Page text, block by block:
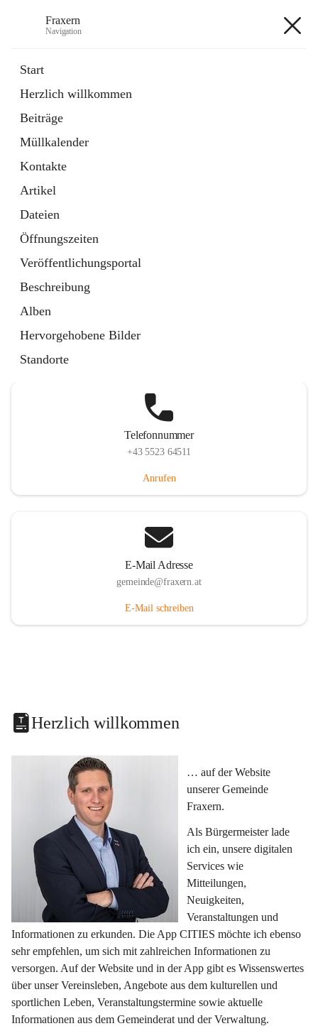
Fraxern
Navigation
Start
Herzlich willkommen
Beiträge
Müllkalender
Kontakte
Artikel
Dateien
Öffnungszeiten
Veröffentlichungsportal
Beschreibung
Alben
Hervorgehobene Bilder
Standorte
Ordner
in
Tab
Formulare
Artikel
öffnet
in
neuem
Tab
Telefonnummer
+43 5523 64511
Anrufen
E-Mail Adresse
gemeinde@fraxern.at
E-Mail schreiben
Herzlich willkommen
… auf der Website
unserer Gemeinde
Fraxern.
Als Bürgermeister lade
ich ein, unsere digitalen
Services wie
Mitteilungen,
Neuigkeiten,
Veranstaltungen und
Informationen zu erkunden. Die App CITIES möchte ich ebenso
sehr empfehlen, um sich mit zahlreichen Informationen zu
versorgen. Auf der Website und in der App gibt es Wissenswertes
über unser Vereinsleben, Angebote aus dem kulturellen und
sportlichen Leben, Veranstaltungstermine sowie aktuelle
Informationen aus dem Gemeinderat und der Verwaltung.